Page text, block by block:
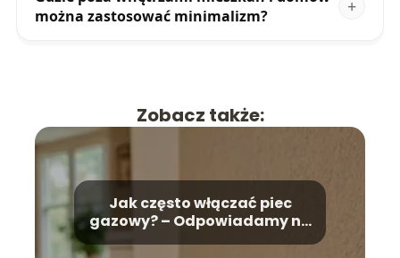
można zastosować minimalizm?
Zobacz także:
Jak często włączać piec
gazowy? – Odpowiadamy na